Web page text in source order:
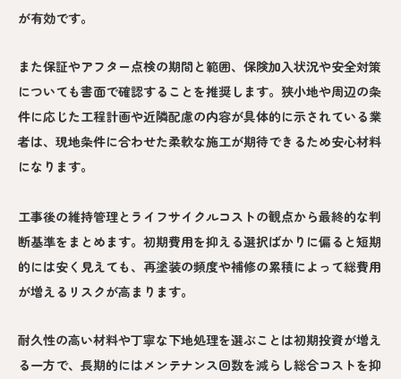
が有効です。
また保証やアフター点検の期間と範囲、保険加入状況や安全対策
についても書面で確認することを推奨します。狭小地や周辺の条
件に応じた工程計画や近隣配慮の内容が具体的に示されている業
者は、現地条件に合わせた柔軟な施工が期待できるため安心材料
になります。
工事後の維持管理とライフサイクルコストの観点から最終的な判
断基準をまとめます。初期費用を抑える選択ばかりに偏ると短期
的には安く見えても、再塗装の頻度や補修の累積によって総費用
が増えるリスクが高まります。
耐久性の高い材料や丁寧な下地処理を選ぶことは初期投資が増え
る一方で、長期的にはメンテナンス回数を減らし総合コストを抑